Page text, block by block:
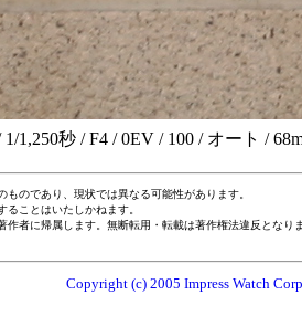
1,250秒 / F4 / 0EV / 100 / オート /
ものであり、現状では異なる可能性があります。
ることはいたしかねます。
作者に帰属します。無断転用・転載は著作権法違反とな
Copyright (c) 2005 Impress Watch